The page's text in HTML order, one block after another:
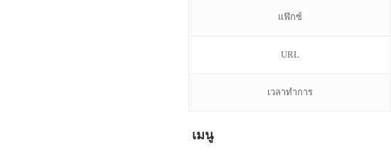
แฟ๊กซ์
URL
เวลาทำการ
เมนู